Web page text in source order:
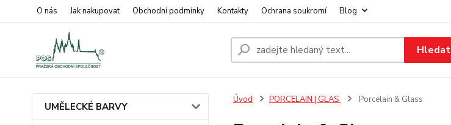
O nás Jak nakupovat Obchodní podmínky Kontakty Ochrana soukromí Blog
Hledat
UMĚLECKÉ BARVY
Úvod PORCELAIN | GLAS Porcelain & Glass